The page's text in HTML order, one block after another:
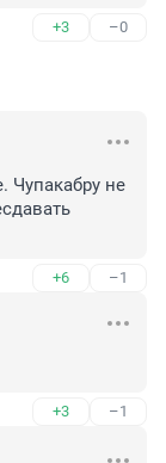
+3 –0
Чупакабру не
+6 –1
+3 –1